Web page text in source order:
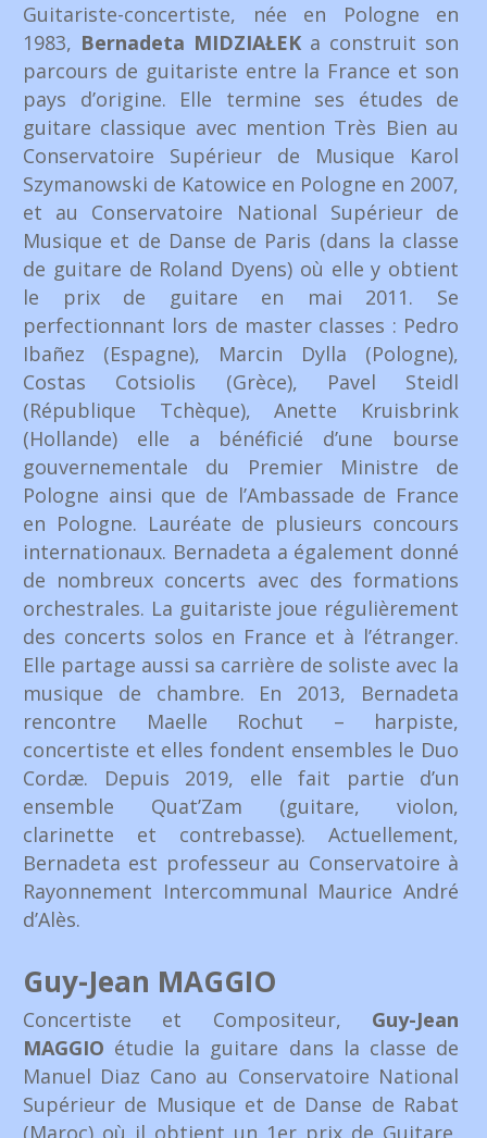
Guitariste-concertiste, née en Pologne en
1983, Bernadeta MIDZIAŁEK a construit son
parcours de guitariste entre la France et son
pays d’origine. Elle termine ses études de
guitare classique avec mention Très Bien au
Conservatoire Supérieur de Musique Karol
Szymanowski de Katowice en Pologne en 2007,
et au Conservatoire National Supérieur de
Musique et de Danse de Paris (dans la classe
de guitare de Roland Dyens) où elle y obtient
le prix de guitare en mai 2011. Se
perfectionnant lors de master classes : Pedro
Ibañez (Espagne), Marcin Dylla (Pologne),
Costas Cotsiolis (Grèce), Pavel Steidl
(République Tchèque), Anette Kruisbrink
(Hollande) elle a bénéficié d’une bourse
gouvernementale du Premier Ministre de
Pologne ainsi que de l’Ambassade de France
en Pologne. Lauréate de plusieurs concours
internationaux. Bernadeta a également donné
de nombreux concerts avec des formations
orchestrales. La guitariste joue régulièrement
des concerts solos en France et à l’étranger.
Elle partage aussi sa carrière de soliste avec la
musique de chambre. En 2013, Bernadeta
rencontre Maelle Rochut – harpiste,
concertiste et elles fondent ensembles le Duo
Cordæ. Depuis 2019, elle fait partie d’un
ensemble Quat’Zam (guitare, violon,
clarinette et contrebasse). Actuellement,
Bernadeta est professeur au Conservatoire à
Rayonnement Intercommunal Maurice André
d’Alès.
Guy-Jean MAGGIO
Concertiste et Compositeur, Guy-Jean
MAGGIO étudie la guitare dans la classe de
Manuel Diaz Cano au Conservatoire National
Supérieur de Musique et de Danse de Rabat